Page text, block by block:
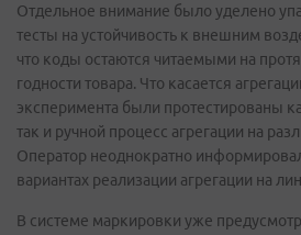
Отдельное внимание было уделено
тесты на устойчивость к внешним
что коды остаются читаемыми на
годности товара. Что касается
эксперимента были протестированы
так и ручной процесс агрегации на
Оператор неоднократно
вариантах реализации агрегации на
В системе маркировки уже